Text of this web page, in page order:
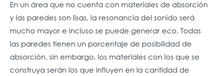
En un área que no cuenta con materiales de absorción
y las paredes son lisas, la resonancia del sonido será
mucho mayor e incluso se puede generar eco. Todas
las paredes tienen un porcentaje de posibilidad de
absorción, sin embargo, los materiales con los que se
construya serán los que influyen en la cantidad de